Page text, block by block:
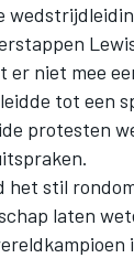
er niet mee
tot een
protesten
het stil
laten